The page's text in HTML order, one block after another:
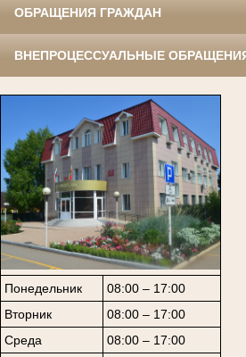
ОБРАЩЕНИЯ ГРАЖДАН
ВНЕПРОЦЕССУАЛЬНЫЕ
Понедельник
08:00 – 17:00
Вторник
08:00 – 17:00
Среда
08:00 – 17:00